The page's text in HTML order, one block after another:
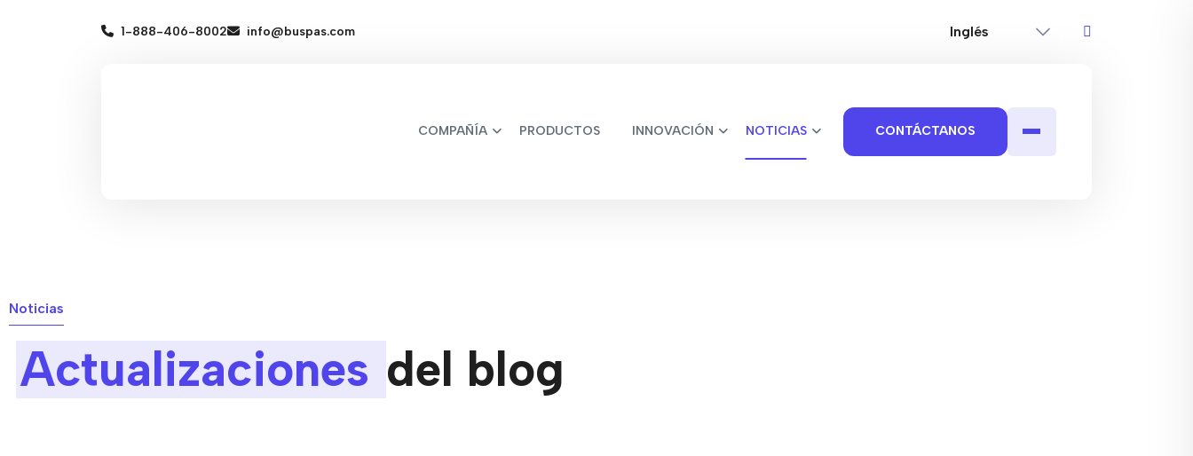
1-888-406-8002 info@buspas.com
COMPAÑÍA PRODUCTOS INNOVACIÓN NOTICIAS CONTÁCTANOS
Noticias
Actualizaciones del blog